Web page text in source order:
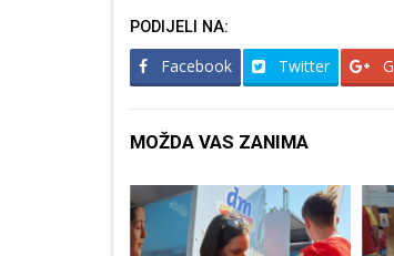
PODIJELI NA:
Facebook Twitter
MOŽDA VAS ZANIMA